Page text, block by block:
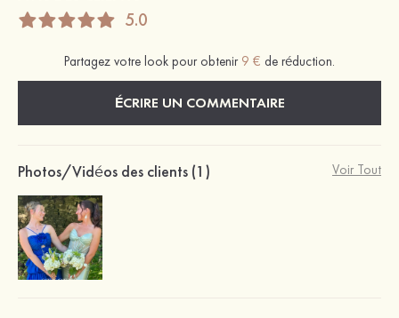
5.0
Partagez votre look pour obtenir 9 € de réduction.
ÉCRIRE UN COMMENTAIRE
Photos/Vidéos des clients (1) Voir Tout